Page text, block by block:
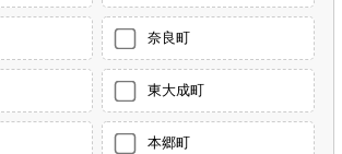
奈良町
東大成町
本郷町